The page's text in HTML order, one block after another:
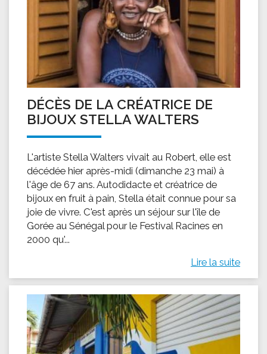
DÉCÈS DE LA CRÉATRICE DE
BIJOUX STELLA WALTERS
L'artiste Stella Walters vivait au Robert, elle est
décédée hier après-midi (dimanche 23 mai) à
l'âge de 67 ans. Autodidacte et créatrice de
bijoux en fruit à pain, Stella était connue pour sa
joie de vivre. C'est après un séjour sur l'île de
Gorée au Sénégal pour le Festival Racines en
2000 qu'...
Lire la suite